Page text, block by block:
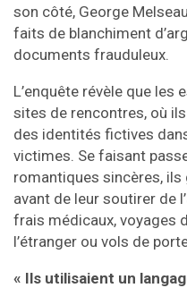
son côté, George
faits de blanchiment
documents frauduleux.
L’enquête révèle que les
sites de rencontres, où
des identités fictives
victimes. Se faisant
romantiques sincères,
avant de leur soutirer de
frais médicaux, voyages
l’étranger ou vols de
« Ils utilisaient un